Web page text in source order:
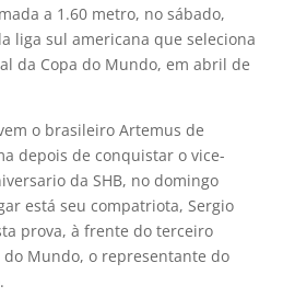
a 1.60 metro, no sábado,
liga sul americana que seleciona
da Copa do Mundo, em abril de
o brasileiro Artemus de
depois de conquistar o vice-
da SHB, no domingo
está seu compatriota, Sergio
prova, à frente do terceiro
do Mundo, o representante do